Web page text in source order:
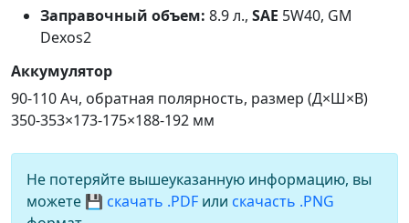
Заправочный объем: 8.9 л., SAE 5W40, GM
Dexos2
Аккумулятор
90-110 Ач, обратная полярность, размер (Д×Ш×В)
350-353×173-175×188-192 мм
Не потеряйте вышеуказанную информацию, вы
можете 💾 скачать .PDF или скачасть .PNG